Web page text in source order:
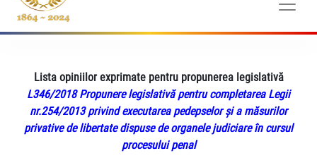
Lista opiniilor exprimate pentru propunerea legislativă
L346/2018 Propunere legislativă pentru completarea Legii
nr.254/2013 privind executarea pedepselor şi a măsurilor
privative de libertate dispuse de organele judiciare în cursul
procesului penal